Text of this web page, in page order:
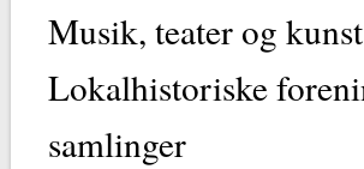
Musik, teater og kunst
Lokalhistoriske
samlinger